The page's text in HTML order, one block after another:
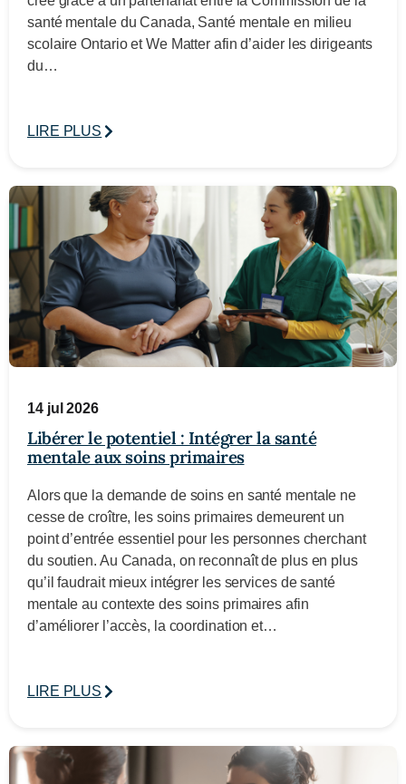
santé mentale du Canada, Santé mentale en milieu
scolaire Ontario et We Matter afin d’aider les dirigeants
du…
LIRE PLUS
14 jul 2026
Libérer le potentiel : Intégrer la santé
mentale aux soins primaires
Alors que la demande de soins en santé mentale ne
cesse de croître, les soins primaires demeurent un
point d’entrée essentiel pour les personnes cherchant
du soutien. Au Canada, on reconnaît de plus en plus
qu’il faudrait mieux intégrer les services de santé
mentale au contexte des soins primaires afin
d’améliorer l’accès, la coordination et…
LIRE PLUS